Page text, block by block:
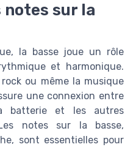
notes sur la
la basse joue un rôle
et harmonique.
ou même la musique
une connexion entre
batterie et les autres
notes sur la basse,
sont essentielles pour